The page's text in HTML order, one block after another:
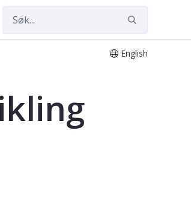
English